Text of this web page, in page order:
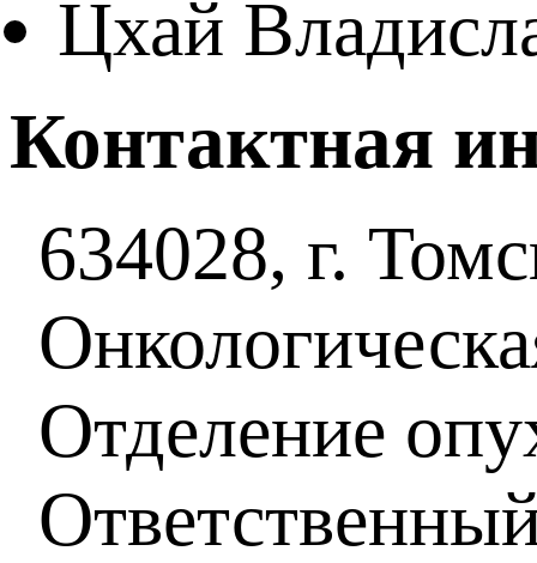
Цхай
Контактная
634028, г.
Отделение